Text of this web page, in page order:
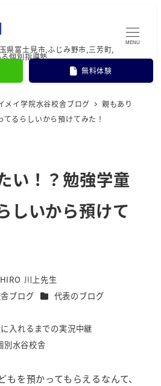
県富士見市,ふじみ野市,三芳町,
個別指導塾
無料体験
MENU
メイ学院水谷校舎ブログ
親もあり
るらしいから預けてみた！
い！？勉強学童
しいから預けて
HIRO 川上先生
ブログ カテゴリー
代表のブログ
入れるまでの実況中継
別水谷校舎
を預かってもらえるなんて、